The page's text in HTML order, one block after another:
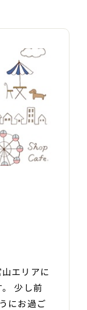
エリアに
少し前
にお過ご